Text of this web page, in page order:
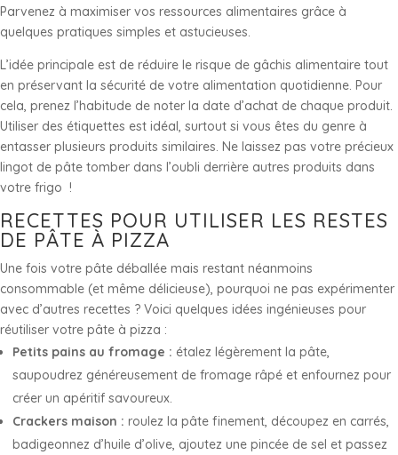
Parvenez à maximiser vos ressources alimentaires grâce à
quelques pratiques simples et astucieuses.
L’idée principale est de réduire le risque de gâchis alimentaire tout
en préservant la sécurité de votre alimentation quotidienne. Pour
cela, prenez l’habitude de noter la date d’achat de chaque produit.
Utiliser des étiquettes est idéal, surtout si vous êtes du genre à
entasser plusieurs produits similaires. Ne laissez pas votre précieux
lingot de pâte tomber dans l’oubli derrière autres produits dans
votre frigo !
RECETTES POUR UTILISER LES RESTES
DE PÂTE À PIZZA
Une fois votre pâte déballée mais restant néanmoins
consommable (et même délicieuse), pourquoi ne pas expérimenter
avec d’autres recettes ? Voici quelques idées ingénieuses pour
réutiliser votre pâte à pizza :
Petits pains au fromage : étalez légèrement la pâte,
saupoudrez généreusement de fromage râpé et enfournez pour
créer un apéritif savoureux.
Crackers maison : roulez la pâte finement, découpez en carrés,
badigeonnez d’huile d’olive, ajoutez une pincée de sel et passez